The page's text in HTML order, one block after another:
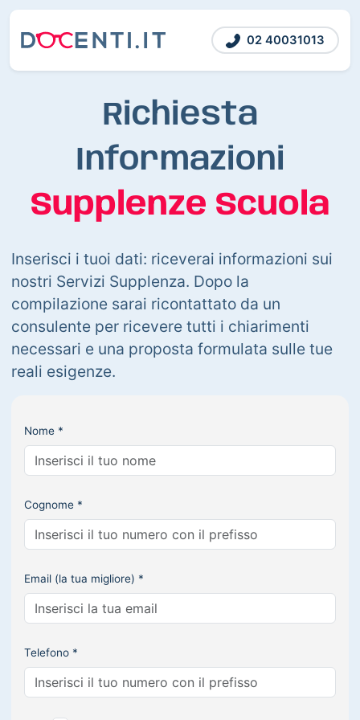
02 40031013
Richiesta
Informazioni
Supplenze Scuola
Inserisci i tuoi dati: riceverai informazioni sui
nostri Servizi Supplenza. Dopo la
compilazione sarai ricontattato da un
consulente per ricevere tutti i chiarimenti
necessari e una proposta formulata sulle tue
reali esigenze.
Nome *
Cognome *
Email (la tua migliore) *
Telefono *